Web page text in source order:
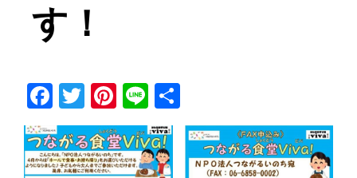
す！
F
a
c
e
T
wi
tt
er
Pi
nt
er
e
Li
n
e
有